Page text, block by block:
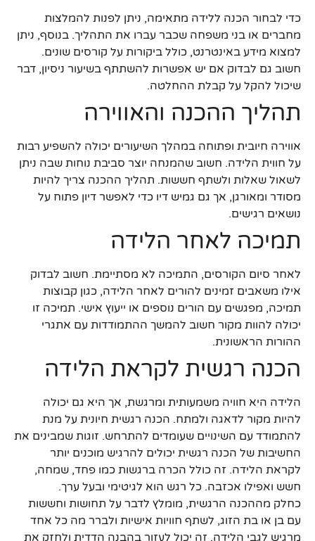
כדי לבחור הכנה ללידה מתאימה, ניתן לפנות להמלצות
מחברים או בני משפחה שכבר עברו את התהליך. בנוסף, ניתן
למצוא מידע באינטרנט, כולל ביקורות על קורסים שונים.
חשוב גם לבדוק אם יש אפשרות להשתתף בשיעור ניסיון, דבר
שיכול להקל על קבלת ההחלטה.
תהליך ההכנה והאווירה
אווירה חיובית ופתוחה במהלך השיעורים יכולה להשפיע רבות
על חווית הלידה. חשוב שהמנחה יוצר סביבת נוחות שבה ניתן
לשאול שאלות ולשתף חששות. תהליך ההכנה צריך להיות
מסודר ומאורגן, אך גם גמיש דיו כדי לאפשר דיון פתוח על
נושאים רגישים.
תמיכה לאחר הלידה
לאחר סיום הקורסים, התמיכה לא מסתיימת. חשוב לבדוק
אילו משאבים זמינים להורים לאחר הלידה, כגון קבוצות
תמיכה, מפגשים עם הורים נוספים או ייעוץ אישי. תמיכה זו
יכולה להוות מקור חשוב להמשך ההתמודדות עם אתגרי
ההורות הראשונית.
הכנה רגשית לקראת הלידה
הלידה היא חוויה משמעותית ומרגשת, אך היא גם יכולה
להיות מקור לדאגה ולמתח. הכנה רגשית חיונית על מנת
להתמודד עם השינויים שעומדים להתרחש. זוגות שמבינים את
החשיבות של הכנה רגשית יכולים להרגיש מוכנים יותר
לקראת הלידה. זה כולל הכרה ברגשות כמו פחד, שמחה,
חשש ואפילו אכזבה. כל רגש הוא לגיטימי ובעל ערך.
כחלק מההכנה הרגשית, מומלץ לדבר על תחושות וחששות
עם בן או בת הזוג, לשתף חוויות אישיות ולברר מה כל אחד
מרגיש לגבי הלידה. זה יכול לעזור בהבנה הדדית ולחזק את